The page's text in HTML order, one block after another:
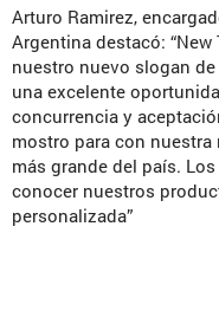
Arturo Ramirez,
Argentina destacó:
nuestro nuevo slogan
una excelente
concurrencia y
mostro para con
más grande del país.
conocer nuestros
personalizada”